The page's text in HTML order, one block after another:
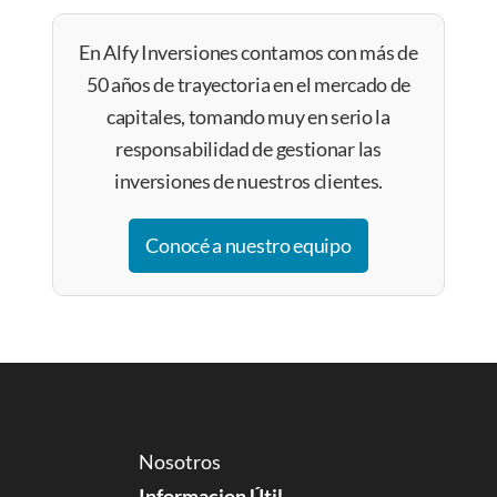
En Alfy Inversiones contamos con más de
50 años de trayectoria en el mercado de
capitales, tomando muy en serio la
responsabilidad de gestionar las
inversiones de nuestros clientes.
Conocé a nuestro equipo
Nosotros